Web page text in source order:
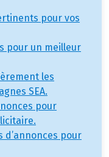
pour vos
pour un meilleur
les
SEA.
pour
pour